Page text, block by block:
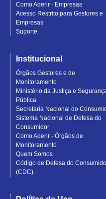
Como Aderir - Empresas
Acesso Restrito para Gestores e
Empresas
Suporte
Institucional
Órgãos Gestores e de
Monitoramento
Ministério da Justiça e
Pública
Secretaria Nacional do
Sistema Nacional de Defesa do
Consumidor
Como Aderir - Órgãos de
Monitoramento
Quem Somos
Código de Defesa do
(CDC)